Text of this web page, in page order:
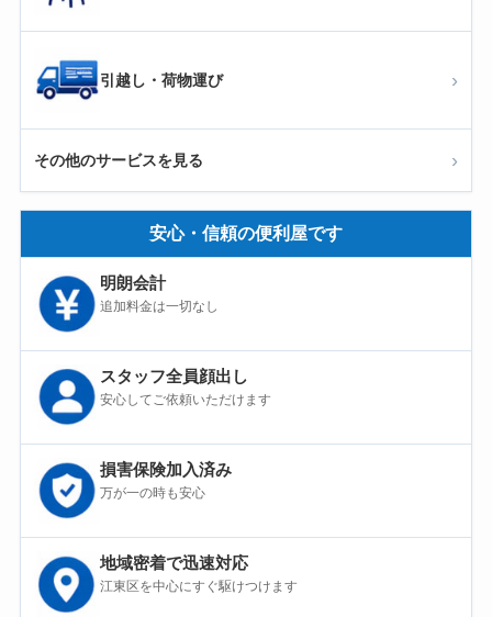
引越し・荷物運び ›
その他のサービスを見る ›
安心・信頼の便利屋です
明朗会計
追加料金は一切なし
スタッフ全員顔出し
安心してご依頼いただけます
損害保険加入済み
万が一の時も安心
地域密着で迅速対応
江東区を中心にすぐ駆けつけます